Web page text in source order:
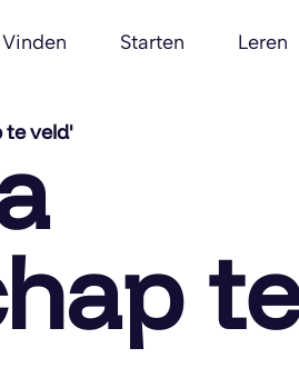
Vinden Starten Leren
te veld'